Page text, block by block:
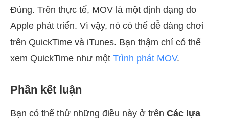
Đúng. Trên thực tế, MOV là một định dạng do
Apple phát triển. Vì vậy, nó có thể dễ dàng chơi
trên QuickTime và iTunes. Bạn thậm chí có thể
xem QuickTime như một Trình phát MOV.
Phần kết luận
Bạn có thể thử những điều này ở trên Các lựa